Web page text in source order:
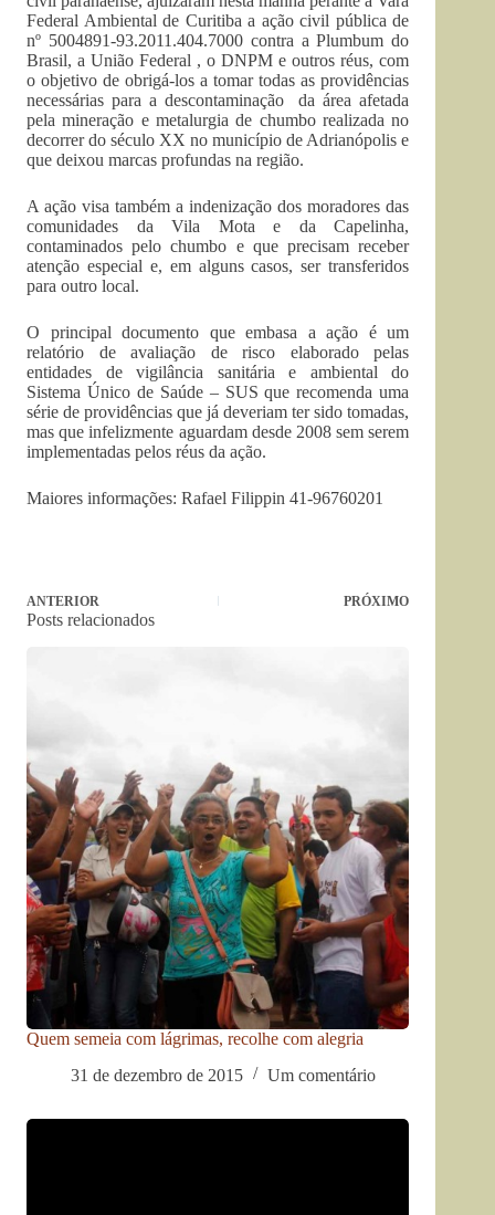
Federal Ambiental de Curitiba a ação civil pública de
nº 5004891-93.2011.404.7000 contra a Plumbum do
Brasil, a União Federal , o DNPM e outros réus, com
o objetivo de obrigá-los a tomar todas as providências
necessárias para a descontaminação da área afetada
pela mineração e metalurgia de chumbo realizada no
decorrer do século XX no município de Adrianópolis e
que deixou marcas profundas na região.
A ação visa também a indenização dos moradores das
comunidades da Vila Mota e da Capelinha,
contaminados pelo chumbo e que precisam receber
atenção especial e, em alguns casos, ser transferidos
para outro local.
O principal documento que embasa a ação é um
relatório de avaliação de risco elaborado pelas
entidades de vigilância sanitária e ambiental do
Sistema Único de Saúde – SUS que recomenda uma
série de providências que já deveriam ter sido tomadas,
mas que infelizmente aguardam desde 2008 sem serem
implementadas pelos réus da ação.
Maiores informações: Rafael Filippin 41-96760201
ANTERIOR PRÓXIMO
Posts relacionados
Quem semeia com lágrimas, recolhe com alegria
31 de dezembro de 2015
Um comentário